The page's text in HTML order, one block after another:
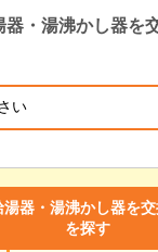
・湯沸かし器を
器・湯沸かし器を
を探す